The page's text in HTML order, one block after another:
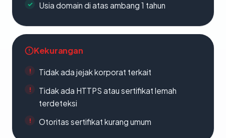
Usia domain di atas ambang 1 tahun
Kekurangan
Tidak ada jejak korporat terkait
Tidak ada HTTPS atau sertifikat lemah
terdeteksi
Otoritas sertifikat kurang umum